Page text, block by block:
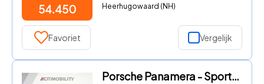
54.450 Heerhugowaard (NH)
Favoriet Vergelijk
Porsche Panamera - Sport Turismo 2.9 4 E-Hybrid Platinum Edition | Panorama | 3